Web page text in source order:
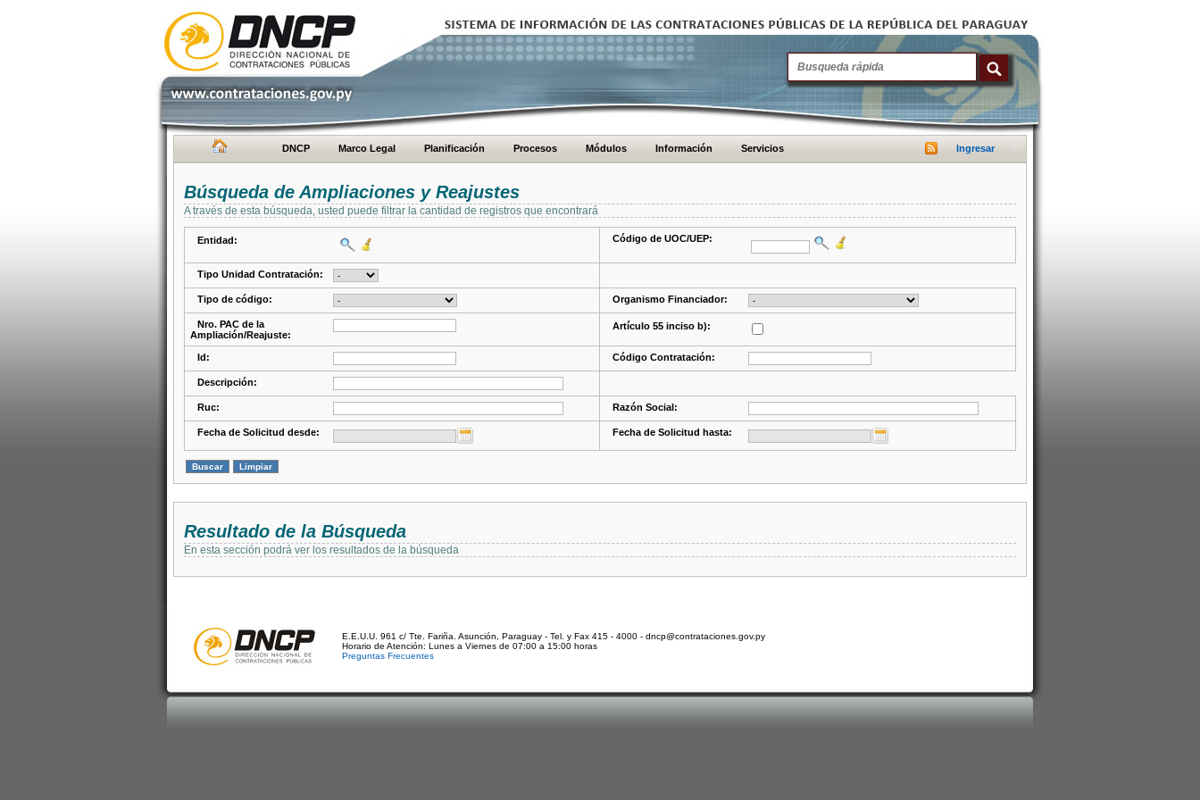
DNCP Marco Legal Planificación Procesos Módulos Información Servicios Ingresar
Búsqueda de Ampliaciones y Reajustes
A través de esta búsqueda, usted puede filtrar la cantidad de registros que encontrará
Entidad: Código de UOC/UEP:
Tipo Unidad Contratación:
Tipo de código: Organismo Financiador:
Nro. PAC de la
Ampliación/Reajuste:
Artículo 55 inciso b):
Id: Código Contratación:
Descripción:
Ruc: Razón Social:
Fecha de Solicitud desde: Fecha de Solicitud hasta:
Resultado de la Búsqueda
En esta sección podrá ver los resultados de la búsqueda
E.E.U.U. 961 c/ Tte. Fariña. Asunción, Paraguay - Tel. y Fax 415 - 4000 - dncp@contrataciones.gov.py
Horario de Atención: Lunes a Viernes de 07:00 a 15:00 horas
Preguntas Frecuentes